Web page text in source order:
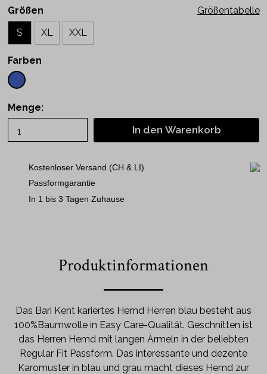
Größentabelle
Größen
S
XL XXL
Farben
Menge:
In den Warenkorb
Kostenloser Versand (CH & LI)
Passformgarantie
In 1 bis 3 Tagen Zuhause
Produktinformationen
Das Bari Kent kariertes Hemd Herren blau besteht aus
100%Baumwolle in Easy Care-Qualität. Geschnitten ist
das Herren Hemd mit langen Ärmeln in der beliebten
Regular Fit Passform. Das interessante und dezente
Karomuster in blau und grau macht dieses Hemd zur